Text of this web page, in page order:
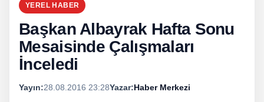
YEREL HABER
Başkan Albayrak Hafta Sonu
Mesaisinde Çalışmaları
İnceledi
Yayın:28.08.2016 23:28Yazar:Haber Merkezi